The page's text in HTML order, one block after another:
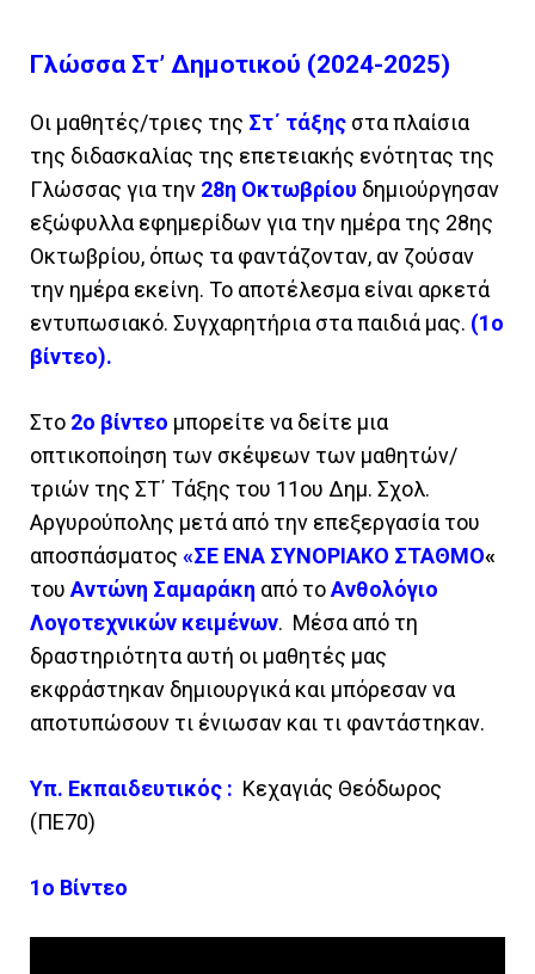
Γλώσσα Στ’ Δημοτικού (2024-2025)
Οι μαθητές/τριες της Στ΄ τάξης στα πλαίσια
της διδασκαλίας της επετειακής ενότητας της
Γλώσσας για την 28η Οκτωβρίου δημιούργησαν
εξώφυλλα εφημερίδων για την ημέρα της 28ης
Οκτωβρίου, όπως τα φαντάζονταν, αν ζούσαν
την ημέρα εκείνη. Το αποτέλεσμα είναι αρκετά
εντυπωσιακό. Συγχαρητήρια στα παιδιά μας. (1o
βίντεο).
Στο 2ο βίντεο μπορείτε να δείτε μια
οπτικοποίηση των σκέψεων των μαθητών/
τριών της ΣΤ΄ Τάξης του 11ου Δημ. Σχολ.
Αργυρούπολης μετά από την επεξεργασία του
αποσπάσματος «ΣΕ ΕΝΑ ΣΥΝΟΡΙΑΚΟ ΣΤΑΘΜΟ«
τουΑντώνη Σαμαράκη από τοΑνθολόγιο
Λογοτεχνικών κειμένων. Μέσα από τη
δραστηριότητα αυτή οι μαθητές μας
εκφράστηκαν δημιουργικά και μπόρεσαν να
αποτυπώσουν τι ένιωσαν και τι φαντάστηκαν.
Υπ. Εκπαιδευτικός : Κεχαγιάς Θεόδωρος
(ΠΕ70)
1ο Βίντεο